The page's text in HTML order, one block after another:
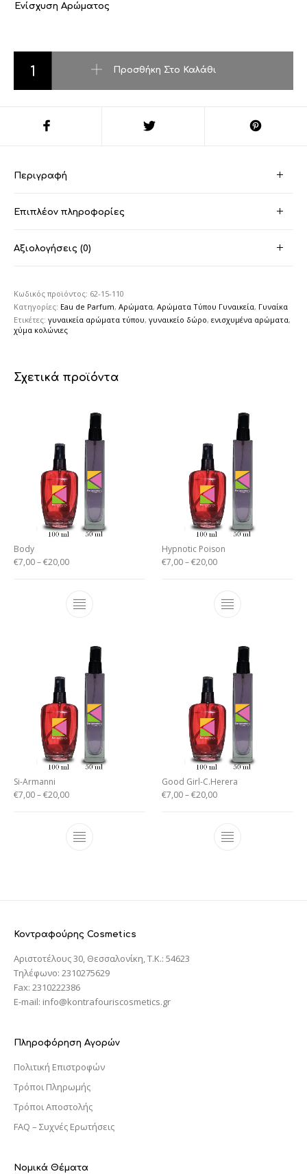
Ενίσχυση Αρώματος
Προσθήκη Στο Καλάθι
Περιγραφή
Επιπλέον πληροφορίες
Αξιολογήσεις (0)
Κωδικός προϊόντος: 62-15-110
Κατηγορίες: Eau de Parfum,Αρώματα,Αρώματα Τύπου Γυναικεία, Γυναίκα
Ετικέτες:γυναικεία αρώματα τύπου,γυναικείο δώρο,ενισχυμένα αρώματα,
χύμα κολώνιες
Σχετικά προϊόντα
Body
€7,00–€20,00
Hypnotic Poison
€7,00–€20,00
Si-Armanni
€7,00–€20,00
Good Girl-C.Herera
€7,00–€20,00
Κοντραφούρης Cosmetics
Αριστοτέλους 30, Θεσσαλονίκη, T.K.: 54623
Τηλέφωνο: 2310275629
Fax: 2310222386
E-mail: info@kontrafouriscosmetics.gr
Πληροφόρηση Αγορών
Πολιτική Επιστροφών
Τρόποι Πληρωμής
Τρόποι Αποστολής
FAQ – Συχνές Ερωτήσεις
Νομικά Θέματα